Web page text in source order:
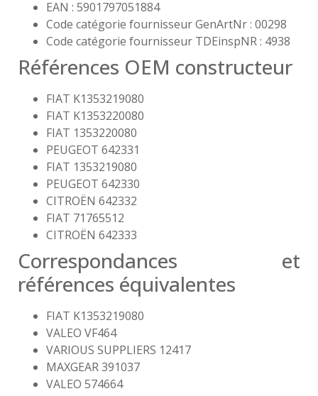
EAN : 5901797051884
Code catégorie fournisseur GenArtNr : 00298
Code catégorie fournisseur TDEinspNR : 4938
Références OEM constructeur
FIAT K1353219080
FIAT K1353220080
FIAT 1353220080
PEUGEOT 642331
FIAT 1353219080
PEUGEOT 642330
CITROËN 642332
FIAT 71765512
CITROËN 642333
Correspondances et
références équivalentes
FIAT K1353219080
VALEO VF464
VARIOUS SUPPLIERS 12417
MAXGEAR 391037
VALEO 574664